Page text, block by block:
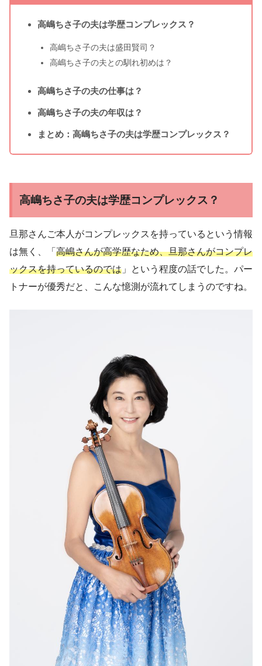
高嶋ちさ子の夫は学歴コンプレックス？
高嶋ちさ子の夫は盛田賢司？
高嶋ちさ子の夫との馴れ初めは？
高嶋ちさ子の夫の仕事は？
高嶋ちさ子の夫の年収は？
まとめ：高嶋ちさ子の夫は学歴コンプレックス？
高嶋ちさ子の夫は学歴コンプレックス？
旦那さんご本人がコンプレックスを持っているという情報
は無く、「 高嶋さんが高学歴なため、旦那さんがコンプレ
ックスを持っているのでは 」という程度の話でした。パー
トナーが優秀だと、こんな憶測が流れてしまうのですね。